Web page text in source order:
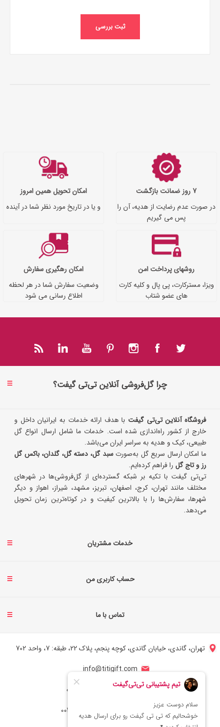
ثبت بررسی
7 روز ضمانت بازگشت
در صورت عدم رضایت از هدیه، آن را
پس می گیریم
امکان تحویل همین امروز
و یا در تاریخ مورد نظر شما در آینده
روشهای پرداخت امن
ویزا، مسترکارت، پی پال و کلیه کارت
های عضو شتاب
امکان رهگیری سفارش
وضعیت سفارش شما در هر لحظه
اطلاع رسانی می شود
چرا گل‌فروشی آنلاین تی‌تی گیفت؟
فروشگاه آنلاین تی‌تی گیفتبا هدف ارائه خدمات به ایرانیان داخل و
خارج از کشور راه‌اندازی شده است. خدمات ما شامل ارسال انواع گل
طبیعی، کیک و هدیه به سراسر ایران می‌باشد.
ما امکان ارسال سریع گل به‌صورتسبد گل، دسته گل، گلدان، باکس گل
رز و تاج گل را فراهم کرده‌ایم.
تی‌تی گیفت با تکیه بر شبکه گسترده‌ای از گل‌فروشی‌ها در شهرهای
مختلف مانند تهران، کرج، اصفهان، تبریز، مشهد، شیراز، اهواز و دیگر
شهرها، سفارش‌ها را با بالاترین کیفیت و در کوتاه‌ترین زمان تحویل
می‌دهد.
خدمات مشتریان
حساب کاربری من
تماس با ما
تهران، گاندی، خیابان گاندی، کوچه پنجم، پلاک 22، طبقه: 7، واحد 702
info@titigift.com
شماره تماس ایران: 02166066403
شماره تماس آمریکا: 0014088054942